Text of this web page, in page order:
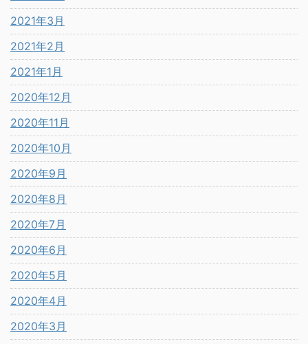
2021年3月
2021年2月
2021年1月
2020年12月
2020年11月
2020年10月
2020年9月
2020年8月
2020年7月
2020年6月
2020年5月
2020年4月
2020年3月